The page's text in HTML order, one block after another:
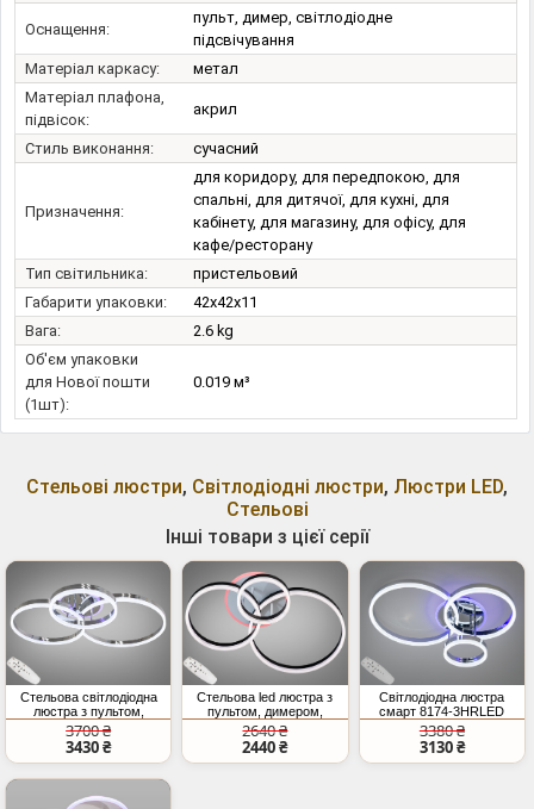
Оснащення:
пульт, димер, світлодіодне
підсвічування
Матеріал каркасу:
метал
Матеріал плафона,
підвісок:
акрил
Стиль виконання: сучасний
Призначення:
для коридору, для передпокою, для
спальні, для дитячої, для кухні, для
кабінету, для магазину, для офісу, для
кафе/ресторану
Тип світильника:
пристельовий
Габарити упаковки:
42x42x11
Вага:
2.6 kg
Об'єм упаковки
для Нової пошти
(1шт):
0.019 м³
Стельові люстри, Світлодіодні люстри, Люстри LED,
Стельові
Інші товари з цієї серії
Стельова світлодіодна
люстра з пультом,
підсвіткою, 120W, хром
3700 ₴
3430 ₴
Стельова led люстра з
пультом, димером,
підсвіткою, 75Вт, чорна
2640 ₴
2440 ₴
Світлодіодна люстра
смарт 8174-3HRLED
хром 75Вт з пультом
3380 ₴
3130 ₴